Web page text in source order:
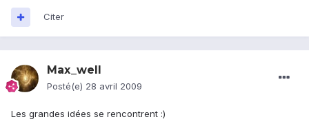
Citer
Max_well
Posté(e) 28 avril 2009
Les grandes idées se rencontrent :)